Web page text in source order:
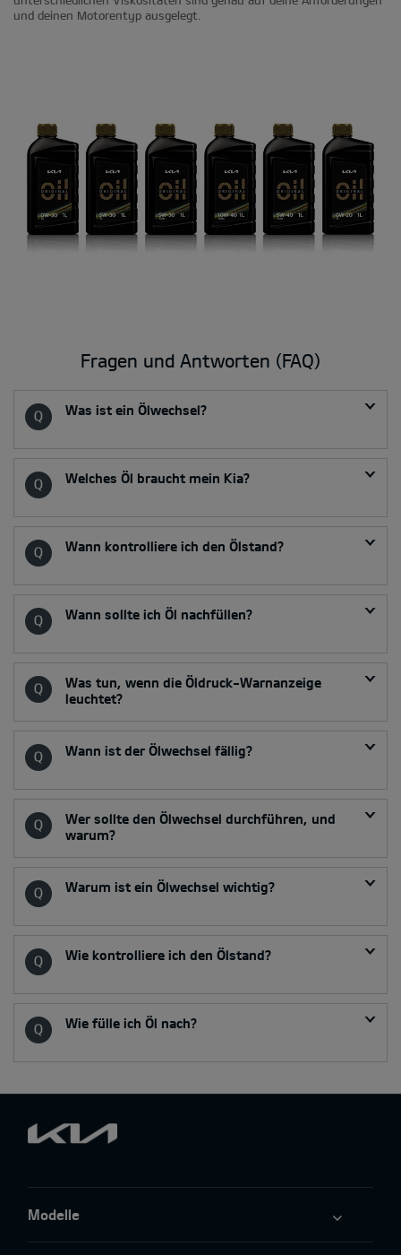
und deinen Motorentyp ausgelegt.
Fragen und Antworten (FAQ)
Was ist ein Ölwechsel?
Welches Öl braucht mein Kia?
Wann kontrolliere ich den Ölstand?
Wann sollte ich Öl nachfüllen?
Was tun, wenn die Öldruck-Warnanzeige
leuchtet?
Wann ist der Ölwechsel fällig?
Wer sollte den Ölwechsel durchführen, und
warum?
Warum ist ein Ölwechsel wichtig?
Wie kontrolliere ich den Ölstand?
Wie fülle ich Öl nach?
Modelle